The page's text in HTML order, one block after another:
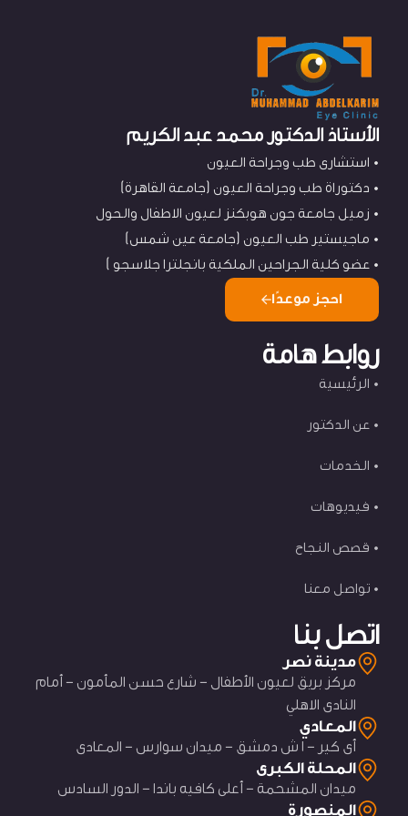
الأستاذ الدكتور محمد عبد الكريم
استشارى طب وجراحة العيون
دكتوراة طب وجراحة العيون (جامعة القاهرة)
زميل جامعة جون هوبكنز لعيون الاطفال والحول
ماجيستير طب العيون (جامعة عين شمس)
عضو كلية الجراحين الملكية بانجلترا جلاسجو )
احجز موعدًا
روابط هامة
الرئيسية
عن الدكتور
الخدمات
فيديوهات
قصص النجاح
تواصل معنا
اتصل بنا
مدينة نصر
مركز بريق لعيون الأطفال - شارع حسن المأمون - أمام
النادى الاهلي
المعادي
أى كير - ١ ش دمشق - ميدان سوارس - المعادى
المحلة الكبرى
ميدان المشحمة - أعلى كافيه باندا - الدور السادس
المنصورة